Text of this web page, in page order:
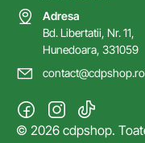
Adresa
Bd. Libertatii, Nr. 11,
Hunedoara, 331059
contact@cdpshop.ro
© 2026 cdpshop.